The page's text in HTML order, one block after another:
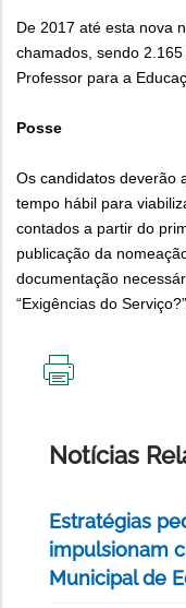
De 2017 até esta nova
chamados, sendo
Professor para a
Posse
Os candidatos deverão
tempo hábil para
contados a partir do
publicação da
documentação
“Exigências do
Notícias
Estratégias
impulsionam
Municipal de